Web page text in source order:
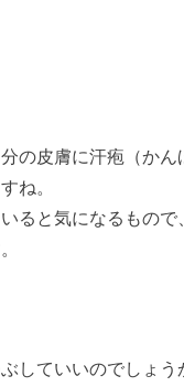
の皮膚に汗疱（かん
ね。
ると気になるもので
していいのでしょう